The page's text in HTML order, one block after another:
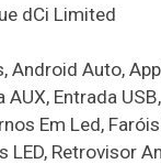
dCi Limited
Android Auto,
Entrada
Em Led,
LED, Retrovisor